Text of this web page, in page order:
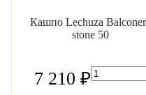
Кашпо Lechuza
stone 50
7 210 ₽